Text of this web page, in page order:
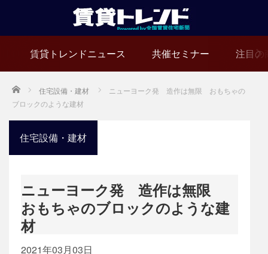
賃貸トレンドニュース 共催セミナー 注目の
Home 住宅設備・建材
ニューヨーク発 造作は無限 おもちゃの
ブロックのような建材
住宅設備・建材
ニューヨーク発 造作は無限
おもちゃのブロックのような建
材
2021年03月03日